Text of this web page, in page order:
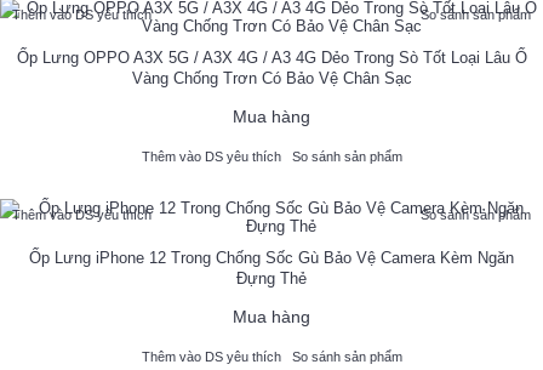
Thêm vào DS yêu thích So sánh sản phẩm
Ốp Lưng OPPO A3X 5G / A3X 4G / A3 4G Dẻo Trong Sò Tốt Loại Lâu Ố
Vàng Chống Trơn Có Bảo Vệ Chân Sạc
Mua hàng
Thêm vào DS yêu thích So sánh sản phẩm
Thêm vào DS yêu thích So sánh sản phẩm
Ốp Lưng iPhone 12 Trong Chống Sốc Gù Bảo Vệ Camera Kèm Ngăn
Đựng Thẻ
Mua hàng
Thêm vào DS yêu thích So sánh sản phẩm